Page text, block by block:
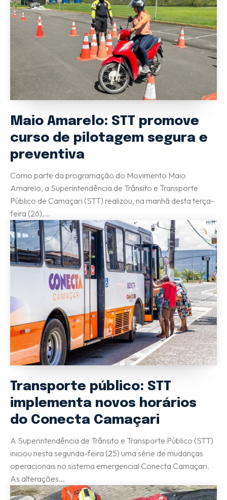
(71) 98264-0756
Ouvidoria
(71) 9 9981-0262
Maio Amarelo: STT promove
curso de pilotagem segura e
preventiva
Como parte da programação do Movimento Maio
Amarelo, a Superintendência de Trânsito e Transporte
Público de Camaçari (STT) realizou, na manhã desta terça-
feira (26),...
Transporte público: STT
implementa novos horários
do Conecta Camaçari
A Superintendência de Trânsito e Transporte Público (STT)
iniciou nesta segunda-feira (25) uma série de mudanças
operacionais no sistema emergencial Conecta Camaçari.
As alterações...